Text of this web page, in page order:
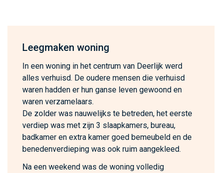
Leegmaken woning
In een woning in het centrum van Deerlijk werd
alles verhuisd. De oudere mensen die verhuisd
waren hadden er hun ganse leven gewoond en
waren verzamelaars.
De zolder was nauwelijks te betreden, het eerste
verdiep was met zijn 3 slaapkamers, bureau,
badkamer en extra kamer goed bemeubeld en de
benedenverdieping was ook ruim aangekleed.
Na een weekend was de woning volledig